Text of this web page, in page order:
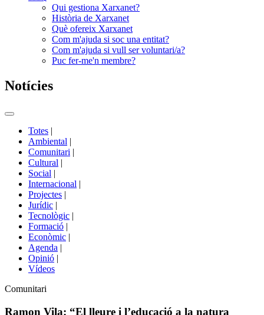
Qui gestiona Xarxanet?
Història de Xarxanet
Què ofereix Xarxanet
Com m'ajuda si soc una entitat?
Com m'ajuda si vull ser voluntari/a?
Puc fer-me'n membre?
Notícies
Commutador
portals
Totes |
Ambiental |
Comunitari |
Cultural |
Social |
Internacional |
Projectes |
Jurídic |
Tecnològic |
Formació |
Econòmic |
Agenda |
Opinió |
Vídeos
Àmbit
la
Comunitari
Ramon Vila: “El lleure i l’educació a la natura